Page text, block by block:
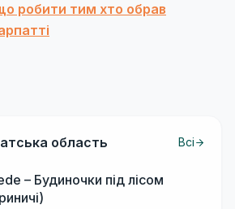
робити тим хто обрав
область Всі
– Будиночки під лісом